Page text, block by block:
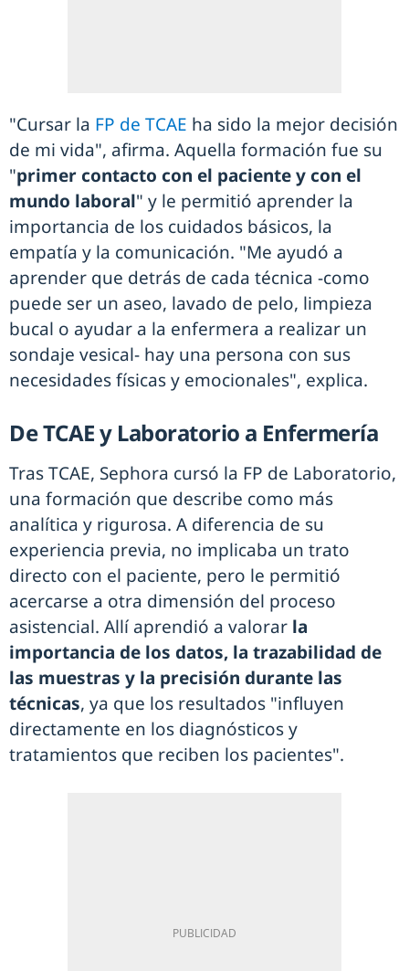
"Cursar la FP de TCAE ha sido la mejor decisión
de mi vida", afirma. Aquella formación fue su
"primer contacto con el paciente y con el
mundo laboral" y le permitió aprender la
importancia de los cuidados básicos, la
empatía y la comunicación. "Me ayudó a
aprender que detrás de cada técnica -como
puede ser un aseo, lavado de pelo, limpieza
bucal o ayudar a la enfermera a realizar un
sondaje vesical- hay una persona con sus
necesidades físicas y emocionales", explica.
De TCAE y Laboratorio a Enfermería
Tras TCAE, Sephora cursó la FP de Laboratorio,
una formación que describe como más
analítica y rigurosa. A diferencia de su
experiencia previa, no implicaba un trato
directo con el paciente, pero le permitió
acercarse a otra dimensión del proceso
asistencial. Allí aprendió a valorar la
importancia de los datos, la trazabilidad de
las muestras y la precisión durante las
técnicas, ya que los resultados "influyen
directamente en los diagnósticos y
tratamientos que reciben los pacientes".